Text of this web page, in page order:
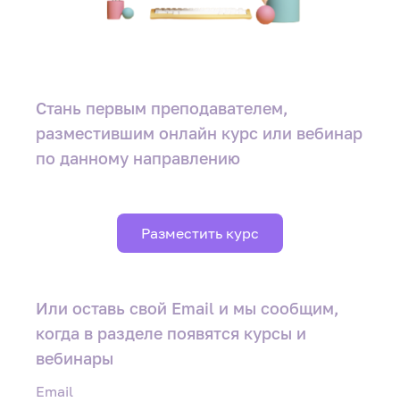
Стань первым преподавателем,
разместившим онлайн курс или вебинар
по данному направлению
Разместить курс
Или оставь свой Email и мы сообщим,
когда в разделе появятся курсы и
вебинары
Email